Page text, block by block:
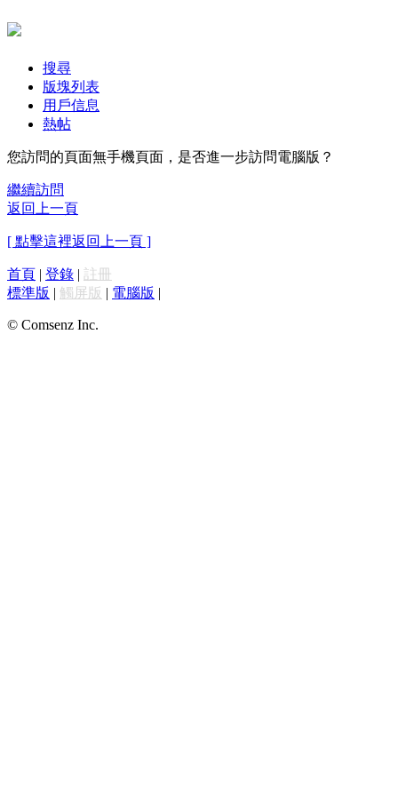
搜尋
版塊列表
用戶信息
熱帖
您訪問的頁面無手機頁面，是否進一步訪問電腦版？
繼續訪問
返回上一頁
[ 點擊這裡返回上一頁 ]
首頁 | 登錄 | 註冊
標準版 | 觸屏版 | 電腦版 |
© Comsenz Inc.